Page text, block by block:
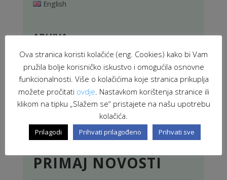
English
ARHIVA
Arhiva
REGISTRIRAJ SE I
PRIMAJ NOVOSTI
Ova stranica koristi kolačiće (eng. Cookies) kako bi Vam
pružila bolje korisničko iskustvo i omogućila osnovne
funkcionalnosti. Više o kolačićima koje stranica prikuplja
možete pročitati ovdje . Nastavkom korištenja stranice ili
klikom na tipku „Slažem se“ pristajete na našu upotrebu
kolačića.
Prilagodi Prihvati prilagođeno Prihvati sve